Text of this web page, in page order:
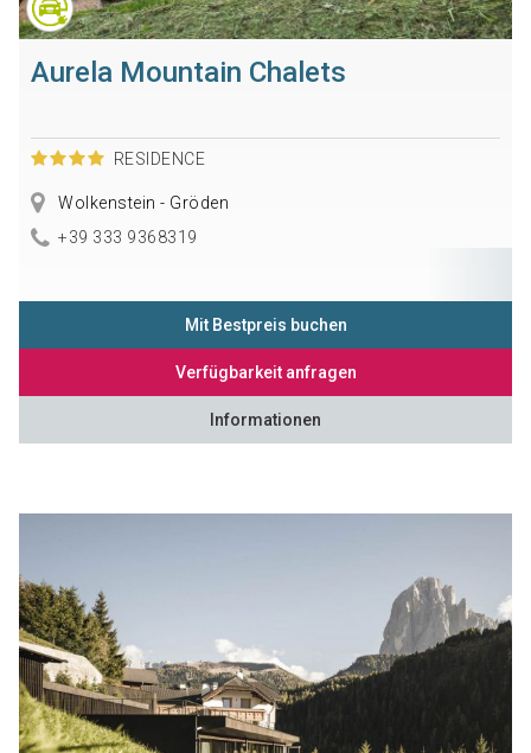
Aurela Mountain Chalets
RESIDENCE
Wolkenstein - Gröden
+39 333 9368319
Mit Bestpreis buchen
Verfügbarkeit anfragen
Informationen